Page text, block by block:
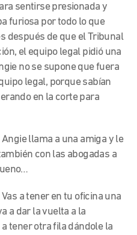
sentirse presionada y
furiosa por todo lo que
después de que el Tribunal
el equipo legal pidió una
no se supone que fuera
legal, porque sabían
en la corte para
llama a una amiga y le
con las abogadas a
Vas a tener en tu oficina una
a dar la vuelta a la
tener otra fila dándole la